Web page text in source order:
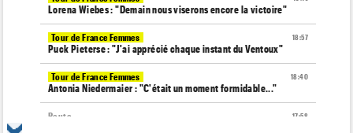
Lorena Wiebes : "Demain nous viserons encore la victoire"
18:57
Tour de France Femmes
Puck Pieterse : "J'ai apprécié chaque instant du Ventoux"
18:40
Tour de France Femmes
Antonia Niedermaier : "C'était un moment formidable..."
17:58
Route